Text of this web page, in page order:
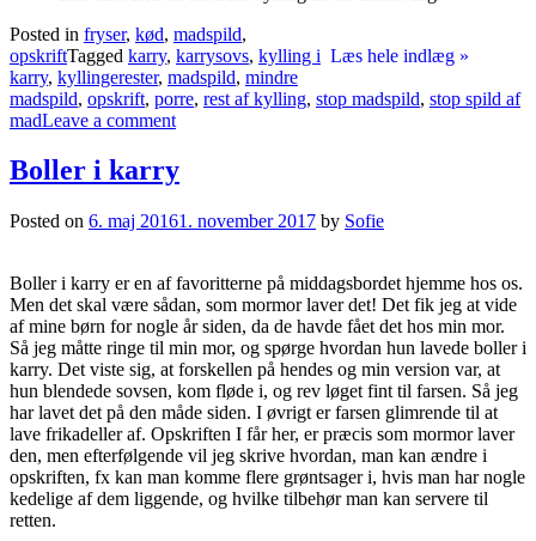
Læs hele indlæg »
Posted in fryser, kød, madspild,
opskriftTagged karry, karrysovs, kylling i
karry, kyllingerester, madspild, mindre
madspild, opskrift, porre, rest af kylling, stop madspild, stop spild af
madLeave a comment
Boller i karry
Posted on 6. maj 20161. november 2017 by Sofie
Boller i karry er en af favoritterne på middagsbordet hjemme hos os.
Men det skal være sådan, som mormor laver det! Det fik jeg at vide
af mine børn for nogle år siden, da de havde fået det hos min mor.
Så jeg måtte ringe til min mor, og spørge hvordan hun lavede boller i
karry. Det viste sig, at forskellen på hendes og min version var, at
hun blendede sovsen, kom fløde i, og rev løget fint til farsen. Så jeg
har lavet det på den måde siden. I øvrigt er farsen glimrende til at
lave frikadeller af. Opskriften I får her, er præcis som mormor laver
den, men efterfølgende vil jeg skrive hvordan, man kan ændre i
opskriften, fx kan man komme flere grøntsager i, hvis man har nogle
kedelige af dem liggende, og hvilke tilbehør man kan servere til
retten.